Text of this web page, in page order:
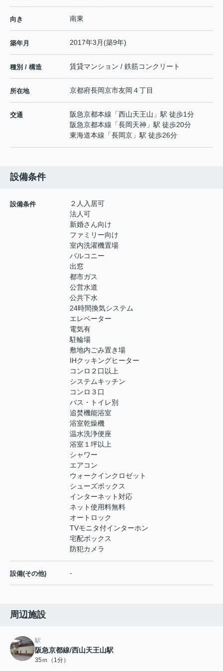
向き 南東
築年月 2017年3月(築9年)
種別 / 構造 賃貸マンション / 鉄筋コンクリート
所在地 京都府長岡京市友岡 ４丁目
交通 阪急京都本線 「西山天王山 」駅 徒歩1分
阪急京都本線 「長岡天神 」駅 徒歩20分
東海道本線 「長岡京 」駅 徒歩26分
設備条件
設備条件
２人入居可
法人可
新婚さん向け
ファミリー向け
室内洗濯機置場
バルコニー
出窓
都市ガス
公営水道
公共下水
24時間換気システム
エレベーター
電気有
駐輪場
敷地内ごみ置き場
IHクッキングヒーター
コンロ２口以上
システムキッチン
コンロ３口
バス・トイレ別
追焚機能浴室
浴室乾燥機
温水洗浄便座
浴室１坪以上
シャワー
エアコン
ウォークインクロゼット
シューズボックス
インターネット対応
ネット使用料無料
オートロック
TVモニタ付インターホン
宅配ボックス
防犯カメラ
設備(その他) -
周辺施設
駅
阪急京都線/西山天王山駅
35ｍ（1分）